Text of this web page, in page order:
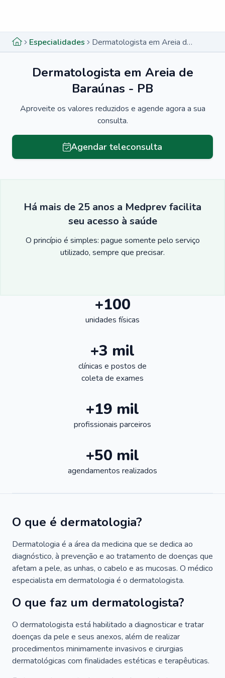
Especialidades Dermatologista em Areia de Baraúnas - PB
Dermatologista em Areia de
Baraúnas - PB
Aproveite os valores reduzidos e agende agora a sua
consulta.
Agendar teleconsulta
Há mais de 25 anos a Medprev facilita
seu acesso à saúde
O princípio é simples: pague somente pelo serviço
utilizado, sempre que precisar.
+100
unidades físicas
+3 mil
clínicas e postos de
coleta de exames
+19 mil
profissionais parceiros
+50 mil
agendamentos realizados
O que é dermatologia?
Dermatologia é a área da medicina que se dedica ao
diagnóstico, à prevenção e ao tratamento de doenças que
afetam a pele, as unhas, o cabelo e as mucosas. O médico
especialista em dermatologia é o dermatologista.
O que faz um dermatologista?
O dermatologista está habilitado a diagnosticar e tratar
doenças da pele e seus anexos, além de realizar
procedimentos minimamente invasivos e cirurgias
dermatológicas com finalidades estéticas e terapêuticas.